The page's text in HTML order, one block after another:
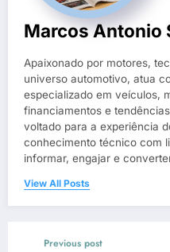
Marcos Antonio
Apaixonado por motores,
universo automotivo, atua
especializado em veículos,
financiamentos e
voltado para a experiência
conhecimento técnico com
informar, engajar e
View All Posts
Previous post